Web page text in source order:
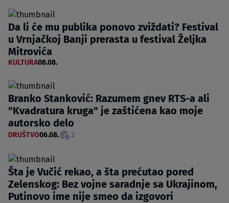
Da li će mu publika ponovo zviždati? Festival
u Vrnjačkoj Banji prerasta u festival Željka
Mitrovića
KULTURA08.08.
Branko Stanković: Razumem gnev RTS-a ali
"Kvadratura kruga" je zaštićena kao moje
autorsko delo
DRUŠTVO06.08. 2
Šta je Vučić rekao, a šta prećutao pored
Zelenskog: Bez vojne saradnje sa Ukrajinom,
Putinovo ime nije smeo da izgovori